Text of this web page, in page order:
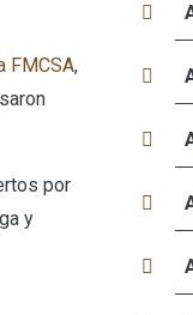
FMCSA,
por
y